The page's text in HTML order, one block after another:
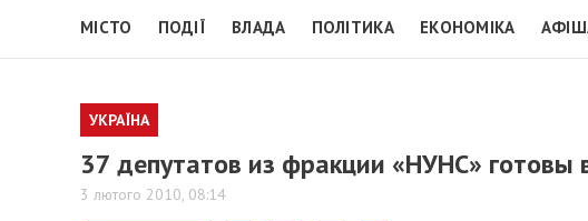
МІСТО ПОДІЇ ВЛАДА ПОЛІТИКА ЕКОНОМІКА
УКРАЇНА
37 депутатов из фракции «НУНС» готовы
3 лютого 2010, 08:14